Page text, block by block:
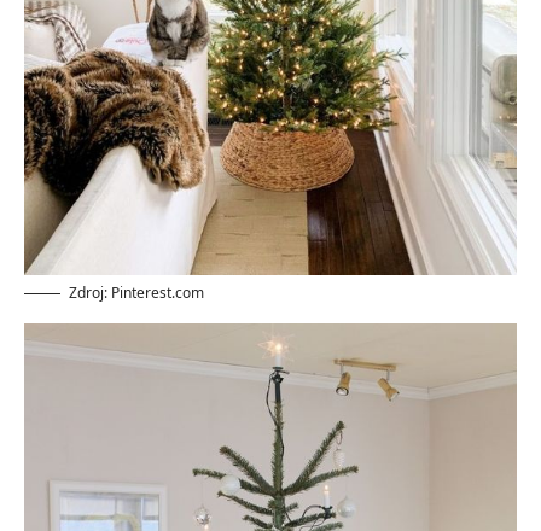
Zdroj: Pinterest.com